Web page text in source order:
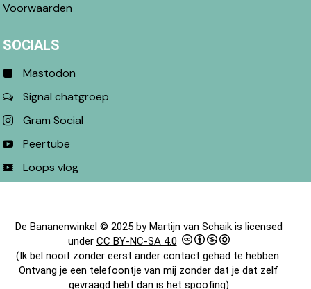
Voorwaarden
SOCIALS
Mastodon
Signal chatgroep
Gram Social
Peertube
Loops vlog
De Bananenwinkel© 2025 byMartijn van Schaikis licensed
under CC BY-NC-SA 4.0
(Ik bel nooit zonder eerst ander contact gehad te hebben.
Ontvang je een telefoontje van mij zonder dat je dat zelf
gevraagd hebt dan is het spoofing)